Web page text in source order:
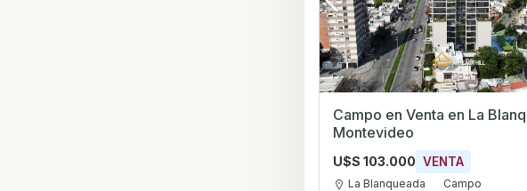
Campo en Venta en La Blanqueada,
Montevideo
U$S 103.000 VENTA
La Blanqueada Campo